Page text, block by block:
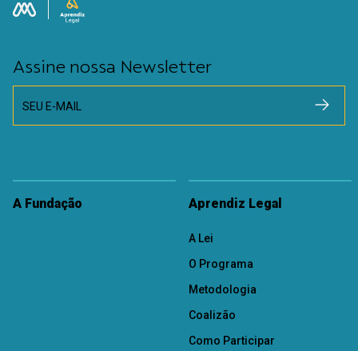
Assine nossa Newsletter
SEU E-MAIL
A Fundação Aprendiz Legal
A Lei
O Programa
Metodologia
Coalizão
Como Participar